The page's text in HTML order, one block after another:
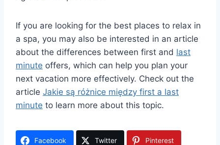
If you are looking for the best places to relax in
a spa, you may also be interested in an article
about the differences between first and last
minute offers, which can help you plan your
next vacation more effectively. Check out the
article Jakie są różnice między first a last
minute to learn more about this topic.
Facebook Twitter Pinterest